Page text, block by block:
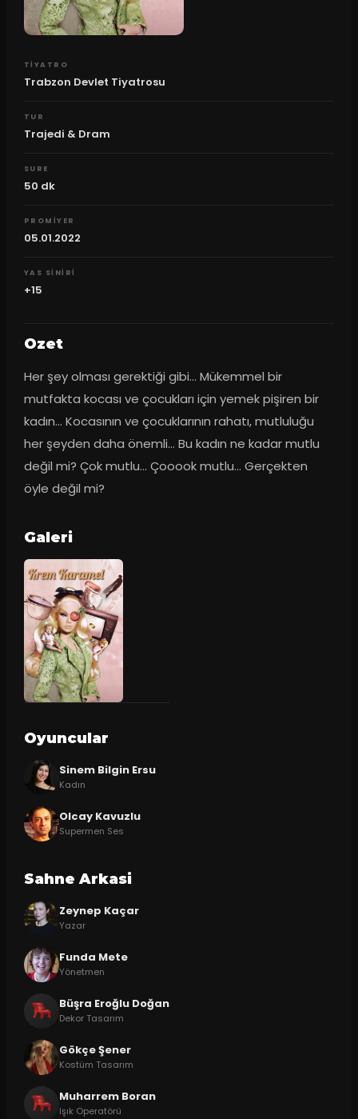
TIYATRO
Trabzon Devlet Tiyatrosu
TUR
Trajedi & Dram
SURE
50 dk
PROMIYER
05.01.2022
YAS SINIRI
+15
Ozet
Her şey olması gerektiği gibi… Mükemmel bir
mutfakta kocası ve çocukları için yemek pişiren bir
kadın… Kocasının ve çocuklarının rahatı, mutluluğu
her şeyden daha önemli… Bu kadın ne kadar mutlu
değil mi? Çok mutlu… Çooook mutlu… Gerçekten
öyle değil mi?
Galeri
Oyuncular
Sinem Bilgin Ersu
Kadın
Olcay Kavuzlu
Supermen Ses
Sahne Arkasi
Zeynep Kaçar
Yazar
Funda Mete
Yönetmen
Büşra Eroğlu Doğan
Dekor Tasarım
Gökçe Şener
Kostüm Tasarım
Muharrem Boran
Işık Operatörü